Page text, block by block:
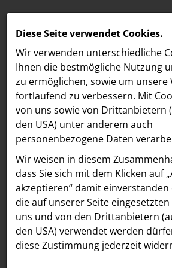
MELDUNGEN
LOEBELL NORDBERG
INNER
aehre
Astoria Artshow
B/S/H Hausgeräte
Meldungen / Freshfields
Text Bilder
22.04.2026
Freshfields
Wiener Büro
Diese Seite verwendet Cookies.
Wir verwenden unterschiedliche
Ihnen die best­mögliche Nutzung
zu ermöglichen, sowie um unsere
fortlaufend zu verbessern. Mit
von uns sowie von Drittanbietern
den USA) unter anderem auch
personenbezogene Daten
Wir weisen in diesem
dass Sie sich mit dem Klicken auf
akzeptieren“ damit ein­ver­standen
die auf unserer Seite eingesetzten
uns und von den Drittanbietern
den USA) verwendet werden
diese Zustimmung jederzeit